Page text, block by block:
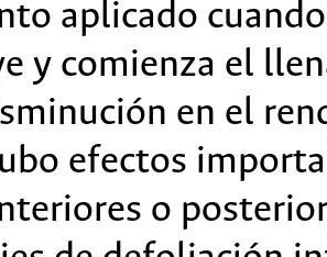
aplicado
y comienza el
en el
efectos
o